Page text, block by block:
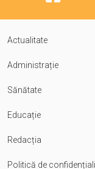
Actualitate
Administrație
Sănătate
Educație
Redacția
Politică de